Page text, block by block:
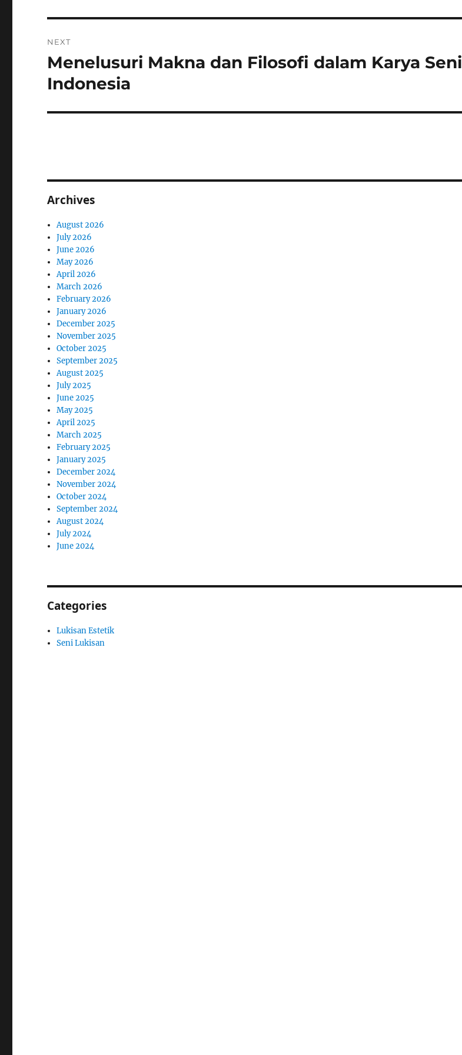
NEXT
Next
post:
Menelusuri Makna dan Filosofi dalam Karya Seni
Indonesia
Archives
August 2026
July 2026
June 2026
May 2026
April 2026
March 2026
February 2026
January 2026
December 2025
November 2025
October 2025
September 2025
August 2025
July 2025
June 2025
May 2025
April 2025
March 2025
February 2025
January 2025
December 2024
November 2024
October 2024
September 2024
August 2024
July 2024
June 2024
Categories
Lukisan Estetik
Seni Lukisan